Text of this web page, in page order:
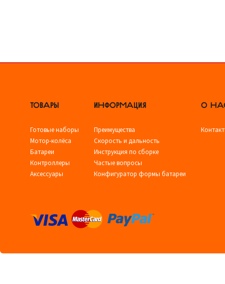
ТОВАРЫ
Готовые наборы
Мотор-колёса
Батареи
Контроллеры
Аксессуары
ИНФОРМАЦИЯ
Преимущества
Скорость и дальность
Инструкция по сборке
Частые вопросы
Конфигуратор формы батареи
О